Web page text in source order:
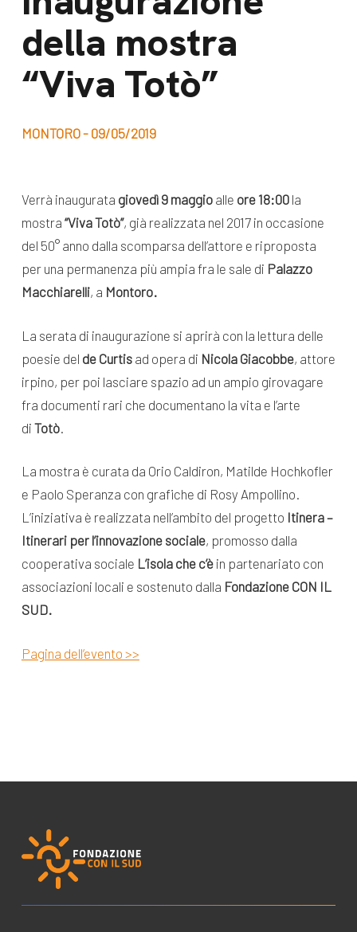
della mostra
“Viva Totò”
MONTORO - 09/05/2019
Verrà inaugurata giovedì 9 maggioalle ore 18:00la
mostra “Viva Totò”, già realizzata nel 2017 in occasione
del 50° anno dalla scomparsa dell’attore e riproposta
per una permanenza più ampia fra le sale di Palazzo
Macchiarelli, a Montoro.
La serata di inaugurazione si aprirà con la lettura delle
poesie del de Curtisad opera di Nicola Giacobbe, attore
irpino, per poi lasciare spazio ad un ampio girovagare
fra documenti rari che documentano la vita e l’arte
di Totò.
La mostra è curata da Orio Caldiron, Matilde Hochkofler
e Paolo Speranza con grafiche di Rosy Ampollino.
L’iniziativa è realizzata nell’ambito del progetto Itinera –
Itinerari per l’innovazione sociale, promosso dalla
cooperativa sociale L’isola che c’èin partenariato con
associazioni locali e sostenuto dalla Fondazione CON IL
SUD.
Pagina dell’evento >>
Lavora con noi
Bilancio di
missione
appuntamenti
Appuntamenti
dal Sud
Campagne
e blog progetti
Seguici sui social: